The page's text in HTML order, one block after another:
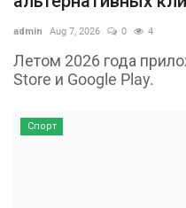
admin Aug 7, 2026 0 4
Летом 2026 года
Store и Google Play.
Спорт